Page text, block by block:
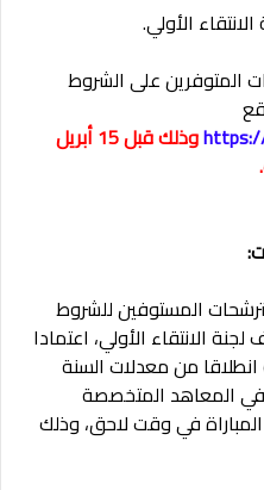
الأولي.
المتوفرين على الشروط
وذلك قبل 15 أبريل
المستوفين للشروط
الانتقاء الأولي، اعتمادا
من معدلات السنة
في المعاهد المتخصصة
المباراة في وقت لاحق، وذلك